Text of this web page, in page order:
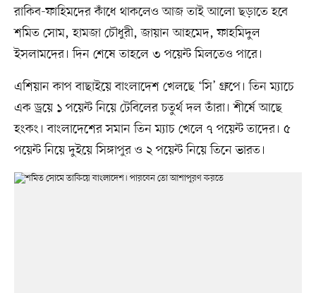
রাকিব-ফাহিমদের কাঁধে থাকলেও আজ তাই আলো ছড়াতে হবে
শমিত সোম, হামজা চৌধুরী, জায়ান আহমেদ, ফাহমিদুল
ইসলামদের। দিন শেষে তাহলে ৩ পয়েন্ট মিলতেও পারে।
‎এশিয়ান কাপ বাছাইয়ে বাংলাদেশ খেলছে ‘সি’ গ্রুপে। তিন ম্যাচে
এক ড্রয়ে ১ পয়েন্ট নিয়ে টেবিলের চতুর্থ দল তাঁরা। শীর্ষে আছে
হংকং। বাংলাদেশের সমান তিন ম্যাচ খেলে ৭ পয়েন্ট তাদের। ৫
পয়েন্ট নিয়ে দুইয়ে সিঙ্গাপুর ও ২ পয়েন্ট নিয়ে তিনে ভারত।